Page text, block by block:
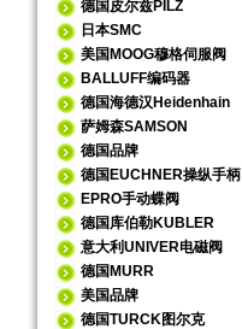
德国皮尔兹PILZ
日本SMC
美国MOOG穆格伺服阀
BALLUFF编码器
德国海德汉Heidenhain
萨姆森SAMSON
德国品牌
德国EUCHNER操纵手柄
EPRO手动蝶阀
德国库伯勒KUBLER
意大利UNIVER电磁阀
德国MURR
美国品牌
德国TURCK图尔克